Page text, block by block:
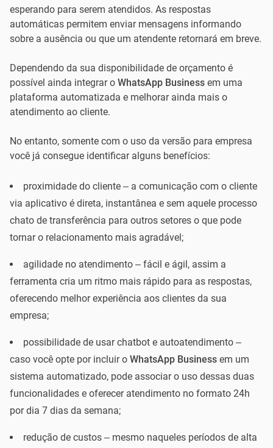
esperando para serem atendidos. As respostas
automáticas permitem enviar mensagens informando
sobre a ausência ou que um atendente retornará em breve.
Dependendo da sua disponibilidade de orçamento é
possível ainda integrar o WhatsApp Business em uma
plataforma automatizada e melhorar ainda mais o
atendimento ao cliente.
No entanto, somente com o uso da versão para empresa
você já consegue identificar alguns benefícios:
proximidade do cliente – a comunicação com o cliente
via aplicativo é direta, instantânea e sem aquele processo
chato de transferência para outros setores o que pode
tornar o relacionamento mais agradável;
agilidade no atendimento – fácil e ágil, assim a
ferramenta cria um ritmo mais rápido para as respostas,
oferecendo melhor experiência aos clientes da sua
empresa;
possibilidade de usar chatbot e autoatendimento –
caso você opte por incluir o WhatsApp Business em um
sistema automatizado, pode associar o uso dessas duas
funcionalidades e oferecer atendimento no formato 24h
por dia 7 dias da semana;
redução de custos – mesmo naqueles períodos de alta